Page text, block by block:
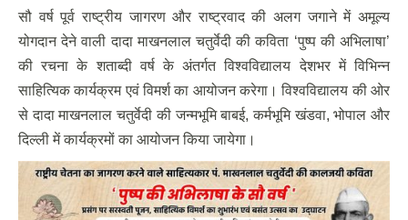
सौ वर्ष पूर्व राष्ट्रीय जागरण और राष्ट्रवाद की अलग जगाने में अमूल्य
योगदान देने वाली दादा माखनलाल चतुर्वेदी की कविता ‘पुष्प की अभिलाषा’
की रचना के शताब्दी वर्ष के अंतर्गत विश्वविद्यालय देशभर में विभिन्न
साहित्यिक कार्यक्रम एवं विमर्श का आयोजन करेगा। विश्वविद्यालय की ओर
से दादा माखनलाल चतुर्वेदी की जन्मभूमि बाबई, कर्मभूमि खंडवा, भोपाल और
दिल्ली में कार्यक्रमों का आयोजन किया जायेगा।